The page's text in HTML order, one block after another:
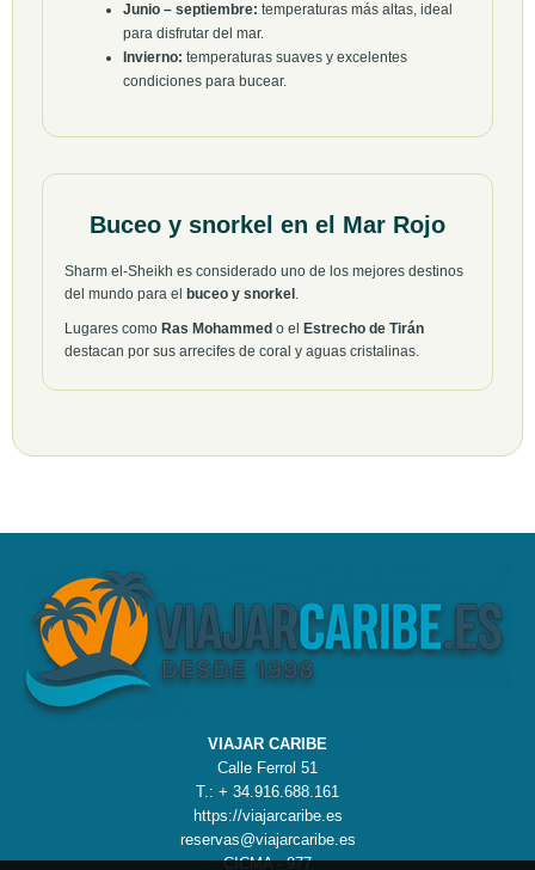
Junio – septiembre: temperaturas más altas, ideal
para disfrutar del mar.
Invierno: temperaturas suaves y excelentes
condiciones para bucear.
Buceo y snorkel en el Mar Rojo
Sharm el-Sheikh es considerado uno de los mejores destinos
del mundo para el
buceo y snorkel .
Lugares como Ras Mohammed o el
Estrecho de Tirán
destacan por sus arrecifes de coral y aguas cristalinas.
VIAJAR CARIBE
Calle Ferrol 51
T.: + 34.916.688.161
https://viajarcaribe.es
reservas@viajarcaribe.es
CICMA - 977